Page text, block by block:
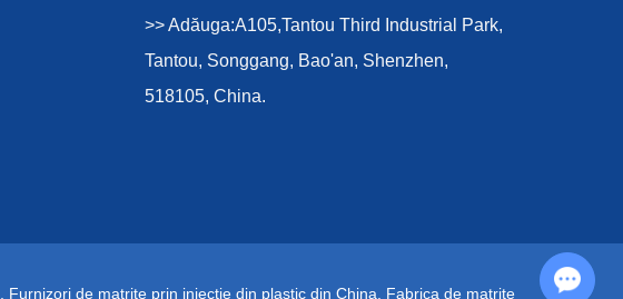
>> Adăuga:A105,Tantou Third Industrial Park,
Tantou, Songgang, Bao'an, Shenzhen,
518105, China.
Furnizori de matrițe prin injecție din plastic din China Fabrica de matrițe
Chat with Us